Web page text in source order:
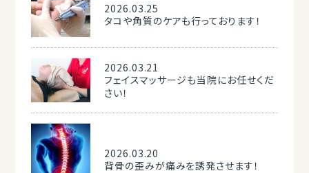
2026.03.25
タコや角質のケアも行っております！
2026.03.21
フェイスマッサージも当院にお任せくだ
さい！
2026.03.20
背骨の歪みが痛みを誘発させます！